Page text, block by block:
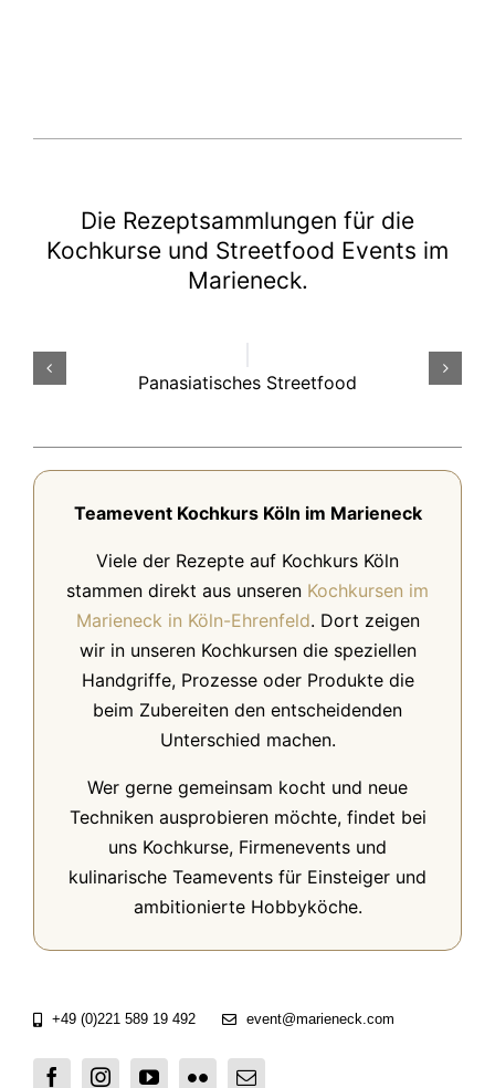
Die Rezeptsammlungen für die
Kochkurse und Streetfood Events im
Marieneck.
Panasiatisches Streetfood
Teamevent Kochkurs Köln im Marieneck
Viele der Rezepte auf Kochkurs Köln
stammen direkt aus unseren Kochkursen im
Marieneck in Köln-Ehrenfeld. Dort zeigen
wir in unseren Kochkursen die speziellen
Handgriffe, Prozesse oder Produkte die
beim Zubereiten den entscheidenden
Unterschied machen.
Wer gerne gemeinsam kocht und neue
Techniken ausprobieren möchte, findet bei
uns Kochkurse, Firmenevents und
kulinarische Teamevents für Einsteiger und
ambitionierte Hobbyköche.
+49 (0)221 589 19 492 event@marieneck.com